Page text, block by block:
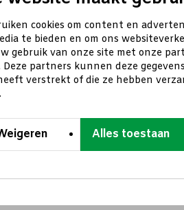
cookies om content en
te bieden en om ons
gebruik van onze site met onze
Deze partners kunnen deze
verstrekt of die ze hebben
Alles toestaan